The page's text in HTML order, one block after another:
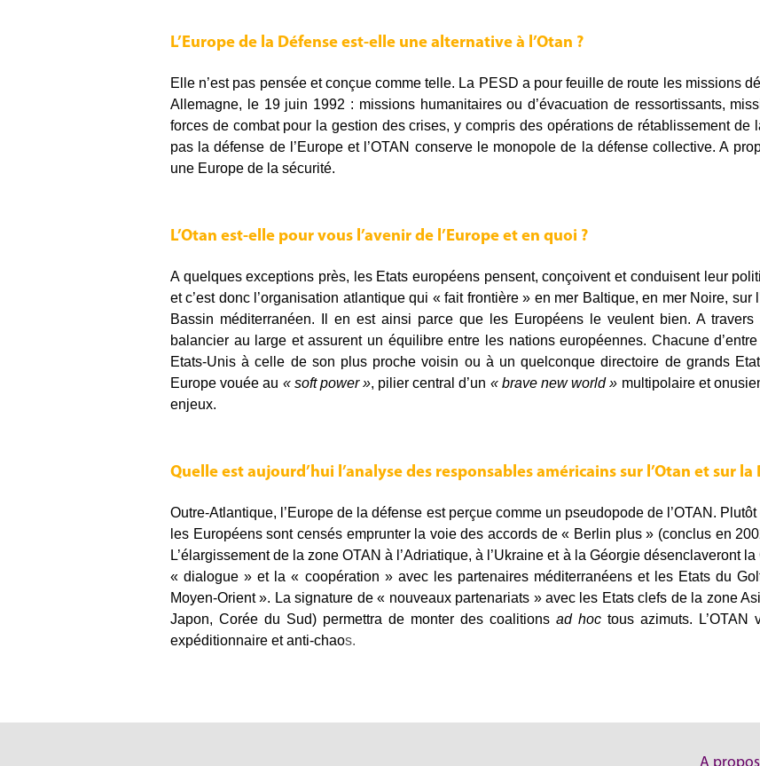
L’Europe de la Défense est-elle une alternative à l’Otan ?
Elle n’est pas pensée et conçue comme telle. La PESD a pour feuille de route les missions
Allemagne, le 19 juin 1992 : missions humanitaires ou d’évacuation de ressortissants,
forces de combat pour la gestion des crises, y compris des opérations de rétablissement de
pas la défense de l’Europe et l’OTAN conserve le monopole de la défense collective. A
une Europe de la sécurité.
L’Otan est-elle pour vous l’avenir de l’Europe et en quoi ?
A quelques exceptions près, les Etats européens pensent, conçoivent et conduisent leur
et c’est donc l’organisation atlantique qui « fait frontière » en mer Baltique, en mer Noire,
Bassin méditerranéen. Il en est ainsi parce que les Européens le veulent bien. A
balancier au large et assurent un équilibre entre les nations européennes. Chacune
Etats-Unis à celle de son plus proche voisin ou à un quelconque directoire de grands
Europe vouée au « soft power », pilier central d’un « brave new world » multipolaire et
enjeux.
Quelle est aujourd’hui l’analyse des responsables américains sur l’Otan et sur
Outre-Atlantique, l’Europe de la défense est perçue comme un pseudopode de l’OTAN.
les Européens sont censés emprunter la voie des accords de « Berlin plus » (conclus en
L’élargissement de la zone OTAN à l’Adriatique, à l’Ukraine et à la Géorgie désenclaveront la
« dialogue » et la « coopération » avec les partenaires méditerranéens et les Etats du
Moyen-Orient ». La signature de « nouveaux partenariats » avec les Etats clefs de la zone
Japon, Corée du Sud) permettra de monter des coalitions ad hoc tous azimuts.
expéditionnaire et anti-chaos.
A propos